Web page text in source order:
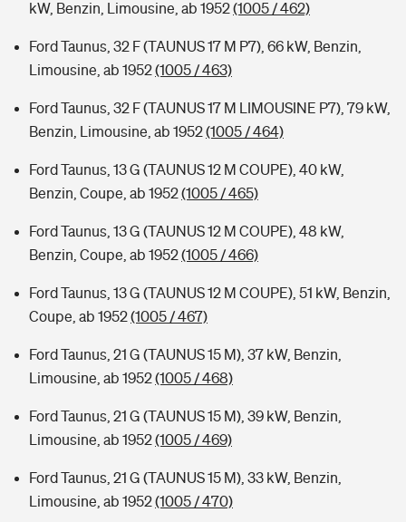
kW, Benzin, Limousine, ab 1952(1005 / 462)
Ford Taunus, 32 F (TAUNUS 17 M P7), 66 kW, Benzin,
Limousine, ab 1952(1005 / 463)
Ford Taunus, 32 F (TAUNUS 17 M LIMOUSINE P7), 79 kW,
Benzin, Limousine, ab 1952(1005 / 464)
Ford Taunus, 13 G (TAUNUS 12 M COUPE), 40 kW,
Benzin, Coupe, ab 1952(1005 / 465)
Ford Taunus, 13 G (TAUNUS 12 M COUPE), 48 kW,
Benzin, Coupe, ab 1952(1005 / 466)
Ford Taunus, 13 G (TAUNUS 12 M COUPE), 51 kW, Benzin,
Coupe, ab 1952(1005 / 467)
Ford Taunus, 21 G (TAUNUS 15 M), 37 kW, Benzin,
Limousine, ab 1952(1005 / 468)
Ford Taunus, 21 G (TAUNUS 15 M), 39 kW, Benzin,
Limousine, ab 1952(1005 / 469)
Ford Taunus, 21 G (TAUNUS 15 M), 33 kW, Benzin,
Limousine, ab 1952(1005 / 470)